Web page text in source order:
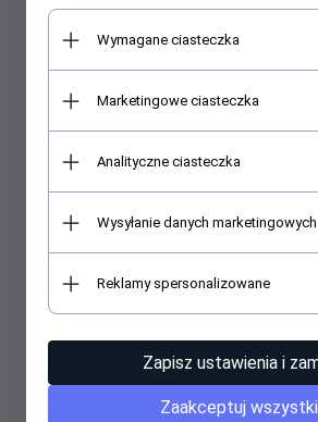
Długopis Banach 3D (1 szt)
Wymagane ciasteczka
Marketingowe ciasteczka
Analityczne ciasteczka
Wysyłanie danych marketingowych
Reklamy spersonalizowane
Zapisz ustawienia i
Zaakceptuj